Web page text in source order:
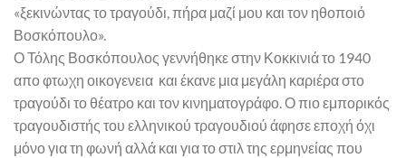
«ξεκινώντας το τραγούδι, πήρα μαζί μου και τον ηθοποιό
Βοσκόπουλο».
Ο Τόλης Βοσκόπουλος γεννήθηκε στην Κοκκινιά το 1940
απο φτωχη οικογενεια και έκανε μια μεγάλη καριέρα στο
τραγούδι το θέατρο και τον κινηματογράφο. Ο πιο εμπορικός
τραγουδιστής του ελληνικού τραγουδιού άφησε εποχή όχι
μόνο για τη φωνή αλλά και για το στιλ της ερμηνείας που